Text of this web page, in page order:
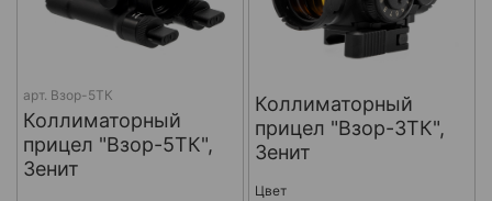
арт. Взор-5ТК
Коллиматорный
прицел "Взор-5ТК",
Зенит
Коллиматорный
прицел "Взор-3ТК",
Зенит
Цвет